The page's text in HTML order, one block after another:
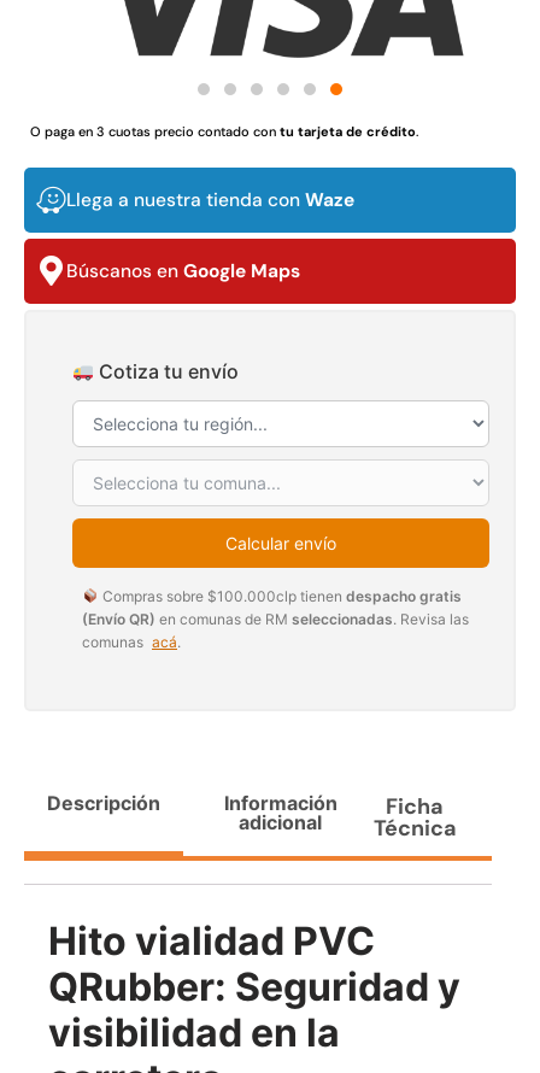
O paga en 3 cuotas precio contado con tu tarjeta de crédito.
Llega a nuestra tienda con Waze
Búscanos en Google Maps
Cotiza tu envío
Calcular envío
Compras sobre $100.000clp tienen despacho gratis
(Envío QR) en comunas de RM seleccionadas. Revisa las
comunas acá.
Descripción
Información
adicional
Ficha
Técnica
Hito vialidad PVC
QRubber: Seguridad y
visibilidad en la
3.790.990 2.892.120
30%
Transpaleta eléctrica carga
de 2tn
$2.842.858
$1.990.000
Agregar al carrito
capacidad 1000kg
Importado USA: Paradise
densidad 42mm Rollo
$1.427.544
Leer más
ajustable Capacidad 1tn Lev.
2,5mts
$1.875.535
1.167.990